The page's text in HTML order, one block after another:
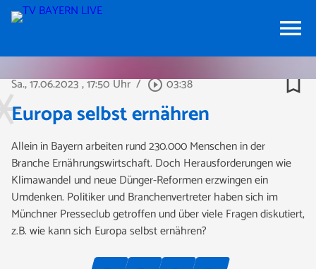
menu
Sa., 17.06.2023, 17:50 Uhr / play_circle_outline03:38 bookmark_border
Europa selbst ernähren
Allein in Bayern arbeiten rund 230.000 Menschen in der
Branche Ernährungswirtschaft. Doch Herausforderungen wie
Klimawandel und neue Dünger-Reformen erzwingen ein
Umdenken. Politiker und Branchenvertreter haben sich im
Münchner Presseclub getroffen und über viele Fragen diskutiert,
z.B. wie kann sich Europa selbst ernähren?